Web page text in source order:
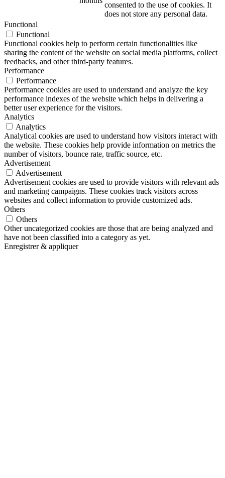
consented to the use of cookies. It
does not store any personal data.
Functional
Functional
Functional cookies help to perform certain functionalities like
sharing the content of the website on social media platforms, collect
feedbacks, and other third-party features.
Performance
Performance
Performance cookies are used to understand and analyze the key
performance indexes of the website which helps in delivering a
better user experience for the visitors.
Analytics
Analytics
Analytical cookies are used to understand how visitors interact with
the website. These cookies help provide information on metrics the
number of visitors, bounce rate, traffic source, etc.
Advertisement
Advertisement
Advertisement cookies are used to provide visitors with relevant ads
and marketing campaigns. These cookies track visitors across
websites and collect information to provide customized ads.
Others
Others
Other uncategorized cookies are those that are being analyzed and
have not been classified into a category as yet.
Enregistrer & appliquer